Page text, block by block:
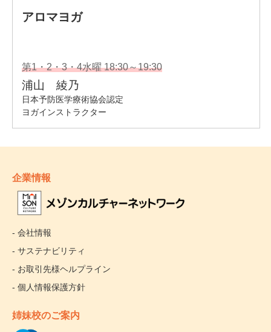
企業情報
- 会社情報
- サステナビリティ
- お取引先様ヘルプライン
- 個人情報保護方針
姉妹校のご案内